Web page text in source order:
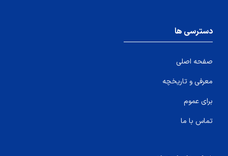
دسترسی ها
صفحه اصلی
معرفی و تاریخچه
برای عموم
تماس با ما